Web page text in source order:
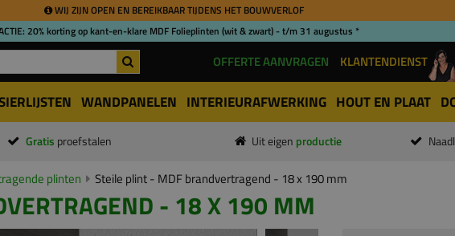
WIJ ZIJN OPEN EN BEREIKBAAR TIJDENS HET BOUWVERLOF
20% korting op kant-en-klare MDF Folieplinten (wit & zwart) - t/m 31 augustus *
OFFERTE AANVRAGEN KLANTENDIENST
WANDPANELEN INTERIEURAFWERKING HOUT EN PLAAT
Gratis proefstalen Uit eigen productie
plinten Steile plint - MDF brandvertragend - 18 x 190 mm
- 18 X 190 MM